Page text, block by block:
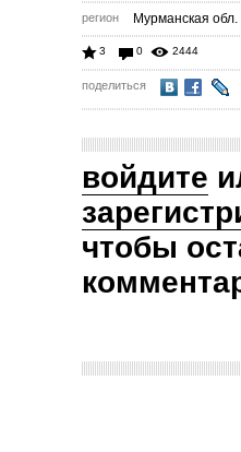
регион Мурманская обл.
3 0 2444
поделиться
войдите
чтобы